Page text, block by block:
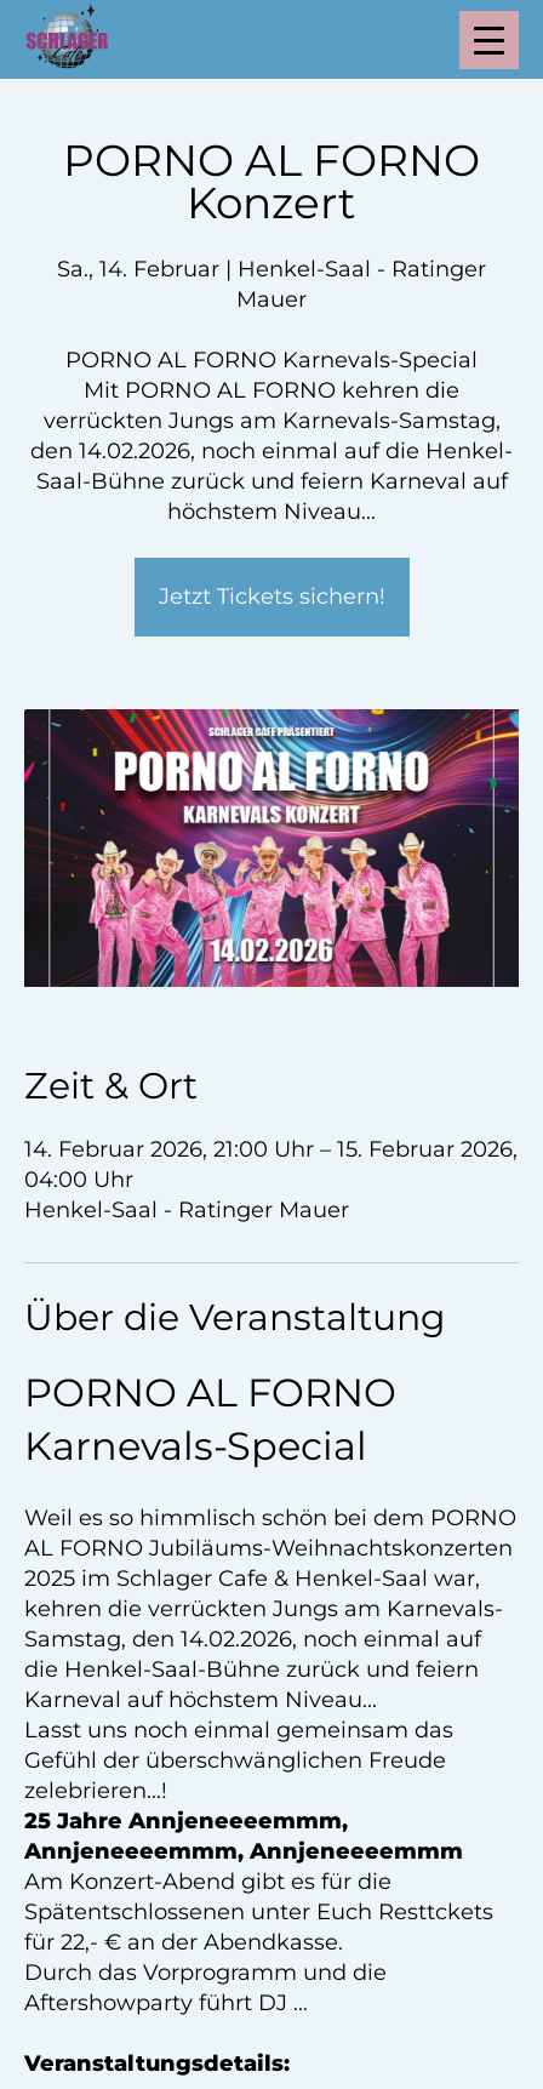
PORNO AL FORNO
Konzert
Sa., 14. Februar | Henkel-Saal - Ratinger
Mauer
PORNO AL FORNO Karnevals-Special
Mit PORNO AL FORNO kehren die
verrückten Jungs am Karnevals-Samstag,
den 14.02.2026, noch einmal auf die Henkel-
Saal-Bühne zurück und feiern Karneval auf
höchstem Niveau...
Jetzt Tickets sichern!
Zeit & Ort
14. Februar 2026, 21:00 Uhr – 15. Februar 2026,
04:00 Uhr
Henkel-Saal - Ratinger Mauer
Über die Veranstaltung
PORNO AL FORNO
Karnevals-Special
Weil es so himmlisch schön bei dem PORNO
AL FORNO Jubiläums-Weihnachtskonzerten
2025 im Schlager Cafe & Henkel-Saal war,
kehren die verrückten Jungs am Karnevals-
Samstag, den 14.02.2026, noch einmal auf
die Henkel-Saal-Bühne zurück und feiern
Karneval auf höchstem Niveau...
Lasst uns noch einmal gemeinsam das
Gefühl der überschwänglichen Freude
zelebrieren...!
25 Jahre Annjeneeeemmm,
Annjeneeeemmm, Annjeneeeemmm
Am Konzert-Abend gibt es für die
Spätentschlossenen unter Euch Resttckets
für 22,- € an der Abendkasse.
Durch das Vorprogramm und die
Aftershowparty führt DJ ...
Veranstaltungsdetails: